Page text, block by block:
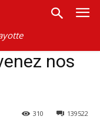
nos
139522
310